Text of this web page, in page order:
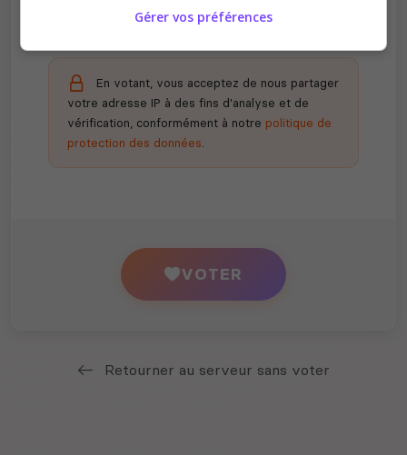
En votant, vous acceptez de nous partager
votre adresse IP à des fins d'analyse et de
vérification, conformément à notre politique de
protection des données.
VOTER
Retourner au serveur sans voter
Gérer vos préférences